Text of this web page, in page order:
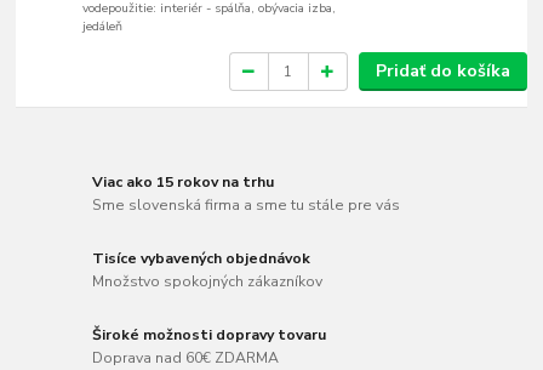
vodepoužitie: interiér - spálňa, obývacia izba,
jedáleň
Pridať do košíka
Viac ako 15 rokov na trhu
Sme slovenská firma a sme tu stále pre vás
Tisíce vybavených objednávok
Množstvo spokojných zákazníkov
Široké možnosti dopravy tovaru
Doprava nad 60€ ZDARMA